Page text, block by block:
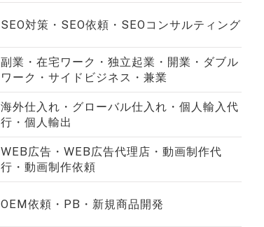
SEO対策・SEO依頼・SEOコンサルティング
副業・在宅ワーク・独立起業・開業・ダブル
ワーク・サイドビジネス・兼業
海外仕入れ・グローバル仕入れ・個人輸入代
行・個人輸出
WEB広告・WEB広告代理店・動画制作代
行・動画制作依頼
OEM依頼・PB・新規商品開発